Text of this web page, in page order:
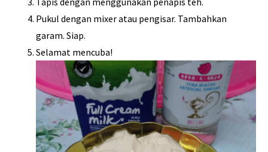
Pukul dengan mixer atau pengisar. Tambahkan
garam. Siap.
Selamat mencuba!